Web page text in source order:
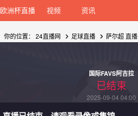
欧洲杯直播 视频 资讯
你的位置： 24直播网 足球直播 萨尔超 直播
国际FAVS阿吉拉
已结束
2025-09-04 04:00